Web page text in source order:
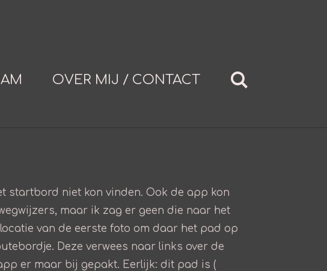
OVER MIJ / CONTACT
startbord niet kon vinden. Ook de app kon
maar ik zag er geen die naar het
van de eerste foto om daar het pad op
Deze verwees naar links over de
er maar bij gepakt. Eerlijk: dit pad is (